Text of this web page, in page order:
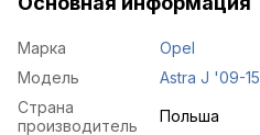
Марка
Opel
Модель
Astra J '09-15
Страна
производитель
Польша